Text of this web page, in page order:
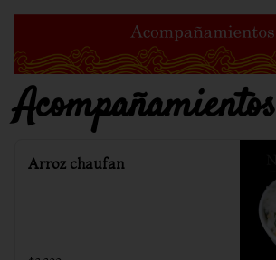
Acompañamientos
Arroz chaufan